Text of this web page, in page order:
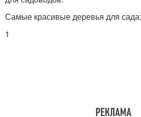
Самые красивые деревья для сада:
1